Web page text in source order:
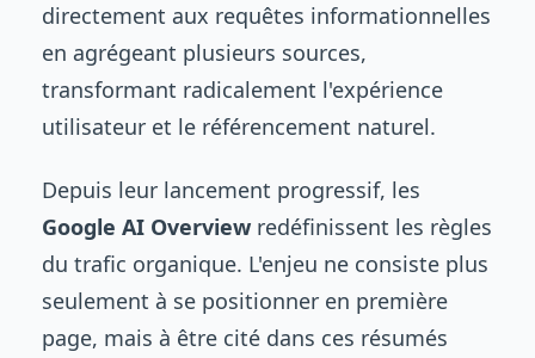
directement aux requêtes informationnelles
en agrégeant plusieurs sources,
transformant radicalement l'expérience
utilisateur et le référencement naturel.
Depuis leur lancement progressif, les
Google AI Overview redéfinissent les règles
du trafic organique. L'enjeu ne consiste plus
seulement à se positionner en première
page, mais à être cité dans ces résumés